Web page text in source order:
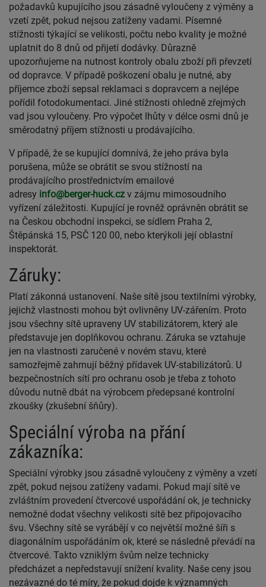
požadavků kupujícího jsou zásadně vyloučeny z výměny a
vzetí zpět, pokud nejsou zatíženy vadami. Písemné
stížnosti týkající se velikosti, počtu nebo kvality je možné
uplatnit do 8 dnů od přijetí dodávky. Důrazně
upozorňujeme na nutnost kontroly obalu zboží při převzetí
od dopravce. V případě poškození obalu je nutné, aby
příjemce zboží sepsal reklamaci s dopravcem a nejlépe
pořídil fotodokumentaci. Jiné stížnosti ohledně zřejmých
vad jsou vyloučeny. Pro výpočet lhůty v délce osmi dnů je
směrodatný příjem stížnosti u prodávajícího.
V případě, že se kupující domnívá, že jeho práva byla
porušena, může se obrátit se svou stížností na
prodávajícího prostřednictvím emailové
adresy info@berger-huck.cz v zájmu mimosoudního
vyřízení záležitosti. Kupující je rovněž oprávněn obrátit se
na Českou obchodní inspekci, se sídlem Praha 2,
Štěpánská 15, PSČ 120 00, nebo kterýkoli její oblastní
inspektorát.
Záruky:
Platí zákonná ustanovení. Naše sítě jsou textilními výrobky,
jejichž vlastnosti mohou být ovlivněny UV-zářením. Proto
jsou všechny sítě upraveny UV stabilizátorem, který ale
představuje jen doplňkovou ochranu. Záruka se vztahuje
jen na vlastnosti zaručené v novém stavu, které
samozřejmě zahrnují běžný přídavek UV-stabilizátorů. U
bezpečnostních sítí pro ochranu osob je třeba z tohoto
důvodu nutně dbát na výrobcem předepsané kontrolní
zkoušky (zkušební šňůry).
Speciální výroba na přání
zákazníka:
Speciální výrobky jsou zásadně vyloučeny z výměny a vzetí
zpět, pokud nejsou zatíženy vadami. Pokud mají sítě ve
zvláštním provedení čtvercové uspořádání ok, je technicky
nemožné dodat všechny velikosti sítě bez připojovacího
švu. Všechny sítě se vyrábějí v co největší možné šíři s
diagonálním uspořádáním ok, které se následně převádí na
čtvercové. Takto vzniklým švům nelze technicky
předcházet a nepředstavují snížení kvality. Naše ceny jsou
nezávazné do té míry, že pokud dojde k významných